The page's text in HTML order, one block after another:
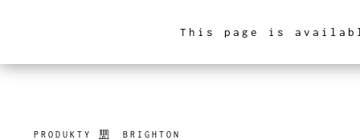
ARCHITEKTURA
PRODUKTY BRIGHTON
This page is